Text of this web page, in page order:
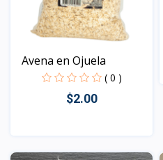
Avena en Ojuela
( 0 )
$2.00
Vista